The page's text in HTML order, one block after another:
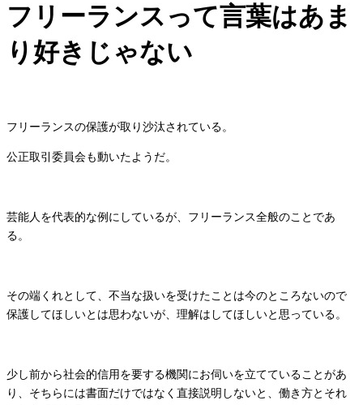
フリーランスって言葉はあま
り好きじゃない
フリーランスの保護が取り沙汰されている。
公正取引委員会も動いたようだ。
芸能人を代表的な例にしているが、フリーランス全般のことであ
る。
その端くれとして、不当な扱いを受けたことは今のところないので
保護してほしいとは思わないが、理解はしてほしいと思っている。
少し前から社会的信用を要する機関にお伺いを立てていることがあ
り、そちらには書面だけではなく直接説明しないと、働き方とそれ